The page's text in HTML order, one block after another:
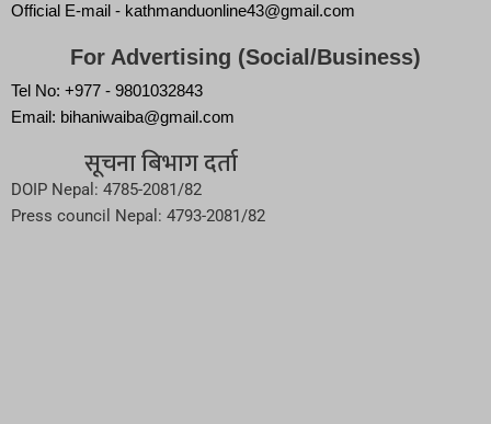
Official E-mail - kathmanduonline43@gmail.com
For Advertising (Social/Business)
Tel No: +977 - 9801032843
Email: bihaniwaiba@gmail.com
सूचना बिभाग दर्ता
DOIP Nepal: 4785-2081/82
Press council Nepal: 4793-2081/82